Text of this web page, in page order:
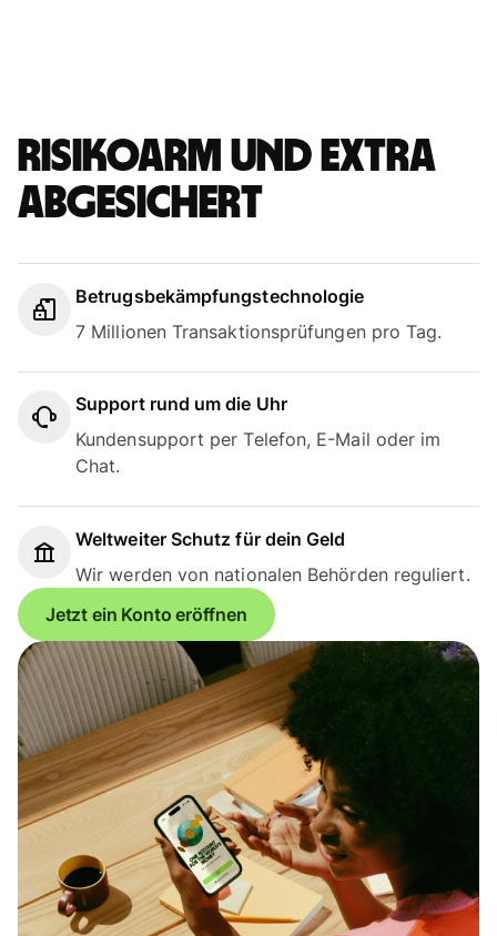
Risikoarm und extra
abgesichert
Betrugsbekämpfungstechnologie
7 Millionen Transaktionsprüfungen pro Tag.
Support rund um die Uhr
Kundensupport per Telefon, E-Mail oder im
Chat.
Weltweiter Schutz für dein Geld
Wir werden von nationalen Behörden reguliert.
Jetzt ein Konto eröffnen